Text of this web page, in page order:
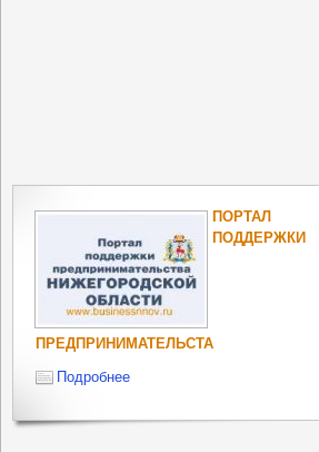
ПОРТАЛ
ПОДДЕРЖКИ
ПРЕДПРИНИМАТЕЛЬСТА
Подробнее